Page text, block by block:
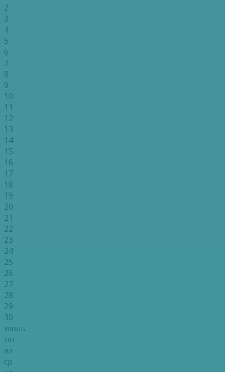
2
3
4
5
6
7
8
9
10
11
12
13
14
15
16
17
18
19
20
21
22
23
24
25
26
27
28
29
30
июль
пн
вт
ср